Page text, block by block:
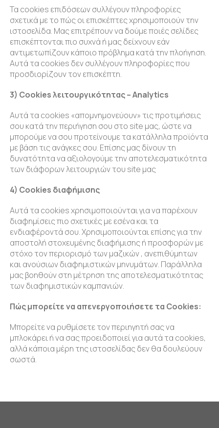
Τα cookies επιδόσεων συλλέγουν πληροφορίες
σχετικά με το πώς οι επισκέπτες χρησιμοποιούν την
ιστοσελίδα. Μας επιτρέπουν να δούμε ποιές σελίδες
επισκέπτονται πιο συχνά ή μας δείχνουν εάν
αντιμετωπίζουν κάποιο πρόβλημα κατά την πλοήγηση.
Αυτά τα cookies δεν συλλέγουν πληροφορίες που
προσδιορίζουν τον επισκέπτη.
3) Cookies λειτουργικότητας – Analytics
Αυτά τα cookies «απομνημονεύουν» τις προτιμήσεις
σου κατά την περιήγηση σου στο site μας, ώστε να
μπορούμε να σου προτείνουμε τα κατάλληλα προϊόντα
με βάση τις ανάγκες σου. Επίσης μας δίνουν τη
δυνατότητα να αξιολογούμε την αποτελεσματικότητα
των διάφορων λειτουργιών του site μας
4) Cookies διαφήμισης
Αυτά τα cookies χρησιμοποιούνται για να παρέχουν
διαφημίσεις πιο σχετικές με εσένα και τα
ενδιαφέροντά σου. Χρησιμοποιούνται επίσης για την
αποστολή στοχευμένης διαφήμισης ή προσφορών με
στόχο τον περιορισμό των μαζικών , ανεπιθύμητων
και ανούσιων διαφημιστικών μηνυμάτων. Παράλληλα
μας βοηθούν στη μέτρηση της αποτελεσματικότητας
των διαφημιστικών καμπανιών.
Πώς μπορείτε να απενεργοποιήσετε τα Cookies:
Μπορείτε να ρυθμίσετε τον περιηγητή σας να
μπλοκάρει ή να σας προειδοποιεί για αυτά τα cookies,
αλλά κάποια μέρη της ιστοσελίδας δεν θα δουλεύουν
σωστά.